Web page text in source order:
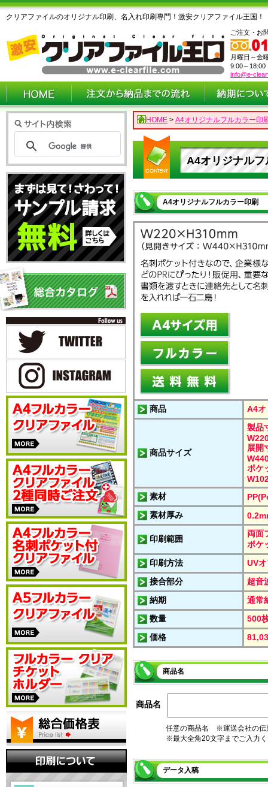
クリアファイルのオリジナル印刷、名入れ印刷専門！激安クリアファイル王国！
ご注文・お
月曜日～金
9:00～18:00
info@e-
HOME > A4オリジナルフルカラー印
A4オリジナル
A4オリジナルフルカラー印刷
商品 A4オ
商品サイズ
製品
展開
ポケ
素材
素材厚み
印刷範囲
両面
ポケ
印刷方法
UV
接合部分
超音
納期
通常
数量
500
価格
商品名
商品名
任意の商品名 ※運送会社の伝
※最大全角20文字までご入力
データ入稿